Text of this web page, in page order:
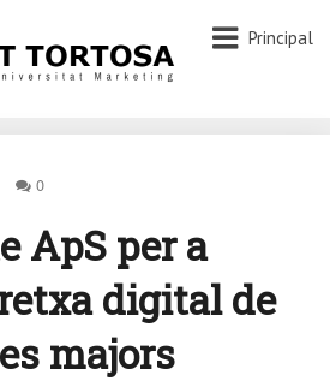
Principal
0
ApS per a
digital de
majors